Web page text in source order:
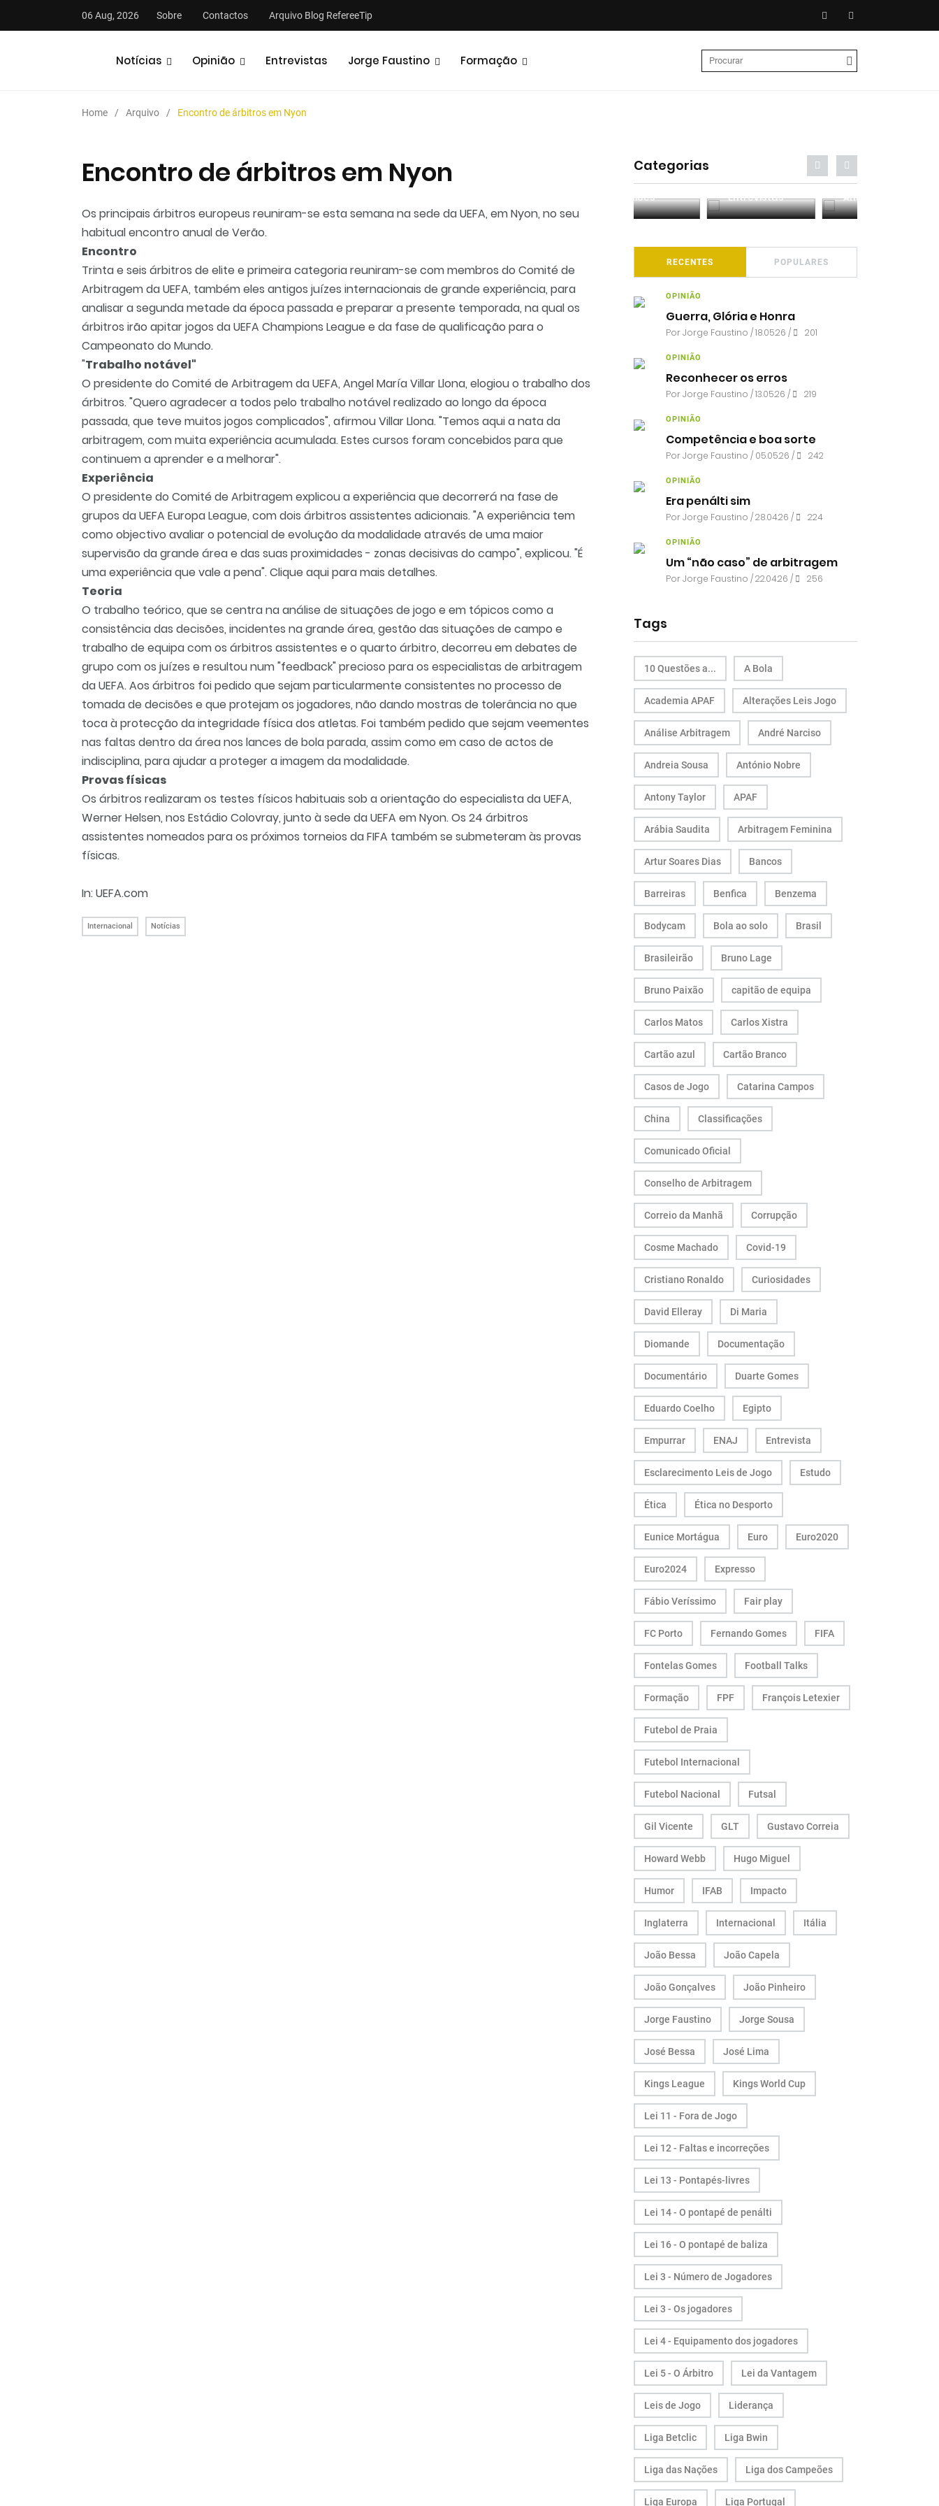
06 Aug, 2026 Sobre Contactos Arquivo Blog RefereeTip
Notícias Opinião Entrevistas Jorge Faustino Formação
Home Arquivo Encontro de árbitros em Nyon
Encontro de árbitros em Nyon
Os principais árbitros europeus reuniram-se esta semana na sede da UEFA, em Nyon, no seu
habitual encontro anual de Verão.
Encontro
Trinta e seis árbitros de elite e primeira categoria reuniram-se com membros do Comité de
Arbitragem da UEFA, também eles antigos juízes internacionais de grande experiência, para
analisar a segunda metade da época passada e preparar a presente temporada, na qual os
árbitros irão apitar jogos da UEFA Champions League e da fase de qualificação para o
Campeonato do Mundo.
"Trabalho notável"
O presidente do Comité de Arbitragem da UEFA, Angel María Villar Llona, elogiou o trabalho dos
árbitros. "Quero agradecer a todos pelo trabalho notável realizado ao longo da época
passada, que teve muitos jogos complicados", afirmou Villar Llona. "Temos aqui a nata da
arbitragem, com muita experiência acumulada. Estes cursos foram concebidos para que
continuem a aprender e a melhorar".
Experiência
O presidente do Comité de Arbitragem explicou a experiência que decorrerá na fase de
grupos da UEFA Europa League, com dois árbitros assistentes adicionais. "A experiência tem
como objectivo avaliar o potencial de evolução da modalidade através de uma maior
supervisão da grande área e das suas proximidades - zonas decisivas do campo", explicou. "É
uma experiência que vale a pena".Clique aqui para mais detalhes.
Teoria
O trabalho teórico, que se centra na análise de situações de jogo e em tópicos como a
consistência das decisões, incidentes na grande área, gestão das situações de campo e
trabalho de equipa com os árbitros assistentes e o quarto árbitro, decorreu em debates de
grupo com os juízes e resultou num "feedback" precioso para os especialistas de arbitragem
da UEFA. Aos árbitros foi pedido que sejam particularmente consistentes no processo de
tomada de decisões e que protejam os jogadores, não dando mostras de tolerância no que
toca à protecção da integridade física dos atletas. Foi também pedido que sejam veementes
nas faltas dentro da área nos lances de bola parada, assim como em caso de actos de
indisciplina, para ajudar a proteger a imagem da modalidade.
Provas físicas
Os árbitros realizaram os testes físicos habituais sob a orientação do especialista da UEFA,
Werner Helsen, nos Estádio Colovray, junto à sede da UEFA em Nyon. Os 24 árbitros
assistentes nomeados para os próximos torneios da FIFA também se submeteram às provas
físicas.
In: UEFA.com
Internacional Notícias
Categorias
Entrevistas Análises
RECENTES POPULARES
OPINIÃO
Guerra, Glória e Honra
PorJorge Faustino / 18.05.26 / 201
OPINIÃO
Reconhecer os erros
PorJorge Faustino / 13.05.26 / 219
OPINIÃO
Competência e boa sorte
PorJorge Faustino / 05.05.26 / 242
OPINIÃO
Era penálti sim
PorJorge Faustino / 28.04.26 / 224
OPINIÃO
Um “não caso” de arbitragem
PorJorge Faustino / 22.04.26 / 256
Tags
10 Questões a... A Bola
Academia APAF Alterações Leis Jogo
Análise Arbitragem André Narciso
Andreia Sousa António Nobre
Antony Taylor APAF
Arábia Saudita Arbitragem Feminina
Artur Soares Dias Bancos
Barreiras Benfica Benzema
Bodycam Bola ao solo Brasil
Brasileirão Bruno Lage
Bruno Paixão capitão de equipa
Carlos Matos Carlos Xistra
Cartão azul Cartão Branco
Casos de Jogo Catarina Campos
China Classificações
Comunicado Oficial
Conselho de Arbitragem
Correio da Manhã Corrupção
Cosme Machado Covid-19
Cristiano Ronaldo Curiosidades
David Elleray Di Maria
Diomande Documentação
Documentário Duarte Gomes
Eduardo Coelho Egipto
Empurrar ENAJ Entrevista
Esclarecimento Leis de Jogo Estudo
Ética Ética no Desporto
Eunice Mortágua Euro Euro2020
Euro2024 Expresso
Fábio Veríssimo Fair play
FC Porto Fernando Gomes FIFA
Fontelas Gomes Football Talks
Formação FPF François Letexier
Futebol de Praia
Futebol Internacional
Futebol Nacional Futsal
Gil Vicente GLT Gustavo Correia
Howard Webb Hugo Miguel
Humor IFAB Impacto
Inglaterra Internacional Itália
João Bessa João Capela
João Gonçalves João Pinheiro
Jorge Faustino Jorge Sousa
José Bessa José Lima
Kings League Kings World Cup
Lei 11 - Fora de Jogo
Lei 12 - Faltas e incorreções
Lei 13 - Pontapés-livres
Lei 14 - O pontapé de penálti
Lei 16 - O pontapé de baliza
Lei 3 - Número de Jogadores
Lei 3 - Os jogadores
Lei 4 - Equipamento dos jogadores
Lei 5 - O Árbitro Lei da Vantagem
Leis de Jogo Liderança
Liga Betclic Liga Bwin
Liga das Nações Liga dos Campeões
Liga Europa Liga Portugal